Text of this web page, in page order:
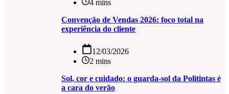
4 mins
Convenção de Vendas 2026: foco total na
experiência do cliente
12/03/2026
2 mins
Sol, cor e cuidado: o guarda-sol da Politintas é
a cara do verão